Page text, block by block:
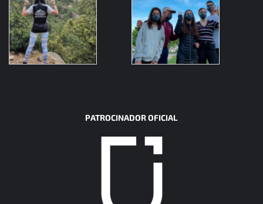
PATROCINADOR OFICIAL